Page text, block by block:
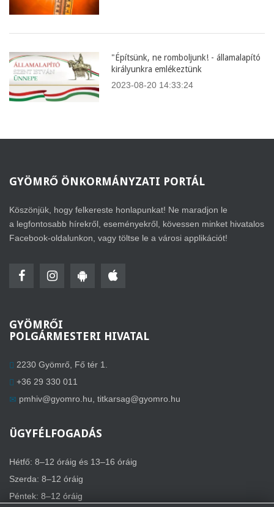
"Építsünk, ne romboljunk! - államalapító
királyunkra emlékeztünk
2023-08-20 14:33:24
GYÖMRŐ ÖNKORMÁNYZATI PORTÁL
Köszönjük, hogy felkereste honlapunkat! Ne maradjon le
a legfontosabb hírekről, eseményekről, kövessen minket hivatalos
Facebook-oldalunkon, vagy töltse le a városi applikációt!
GYÖMRŐI
POLGÁRMESTERI HIVATAL
2230 Gyömrő, Fő tér 1.
+36 29 330 011
pmhiv@gyomro.hu, titkarsag@gyomro.hu
ÜGYFÉLFOGADÁS
Hétfő: 8–12 óráig és 13–16 óráig
Szerda: 8–12 óráig
Péntek: 8–12 óráig